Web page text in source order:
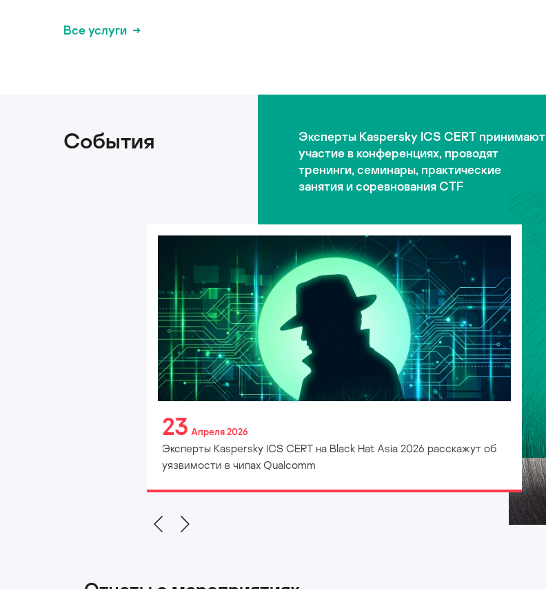
Все услуги
События
Эксперты Kaspersky ICS CERT принимают
участие в конференциях, проводят
тренинги, семинары, практические
занятия и соревнования CTF
23 Апреля 2026
Эксперты Kaspersky ICS CERT на Black Hat Asia 2026 расскажут об
уязвимости в чипах Qualcomm